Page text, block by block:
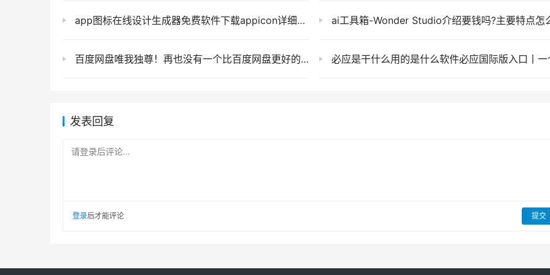
app图标在线设计生成器免费软件下载appicon详细介绍appiconsAI官网 ai工具箱-Wonder Studio介绍要钱吗?主要特点怎么使用及官网地
百度网盘唯我独尊！再也没有一个比百度网盘更好的云存储！ 必应是干什么用的是什么软件必应国际版入口丨一个被忽略的“宝
发表回复
请登录后评论...
登录后才能评论 提交